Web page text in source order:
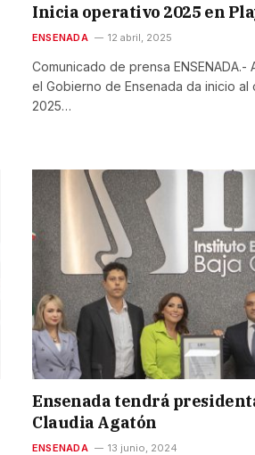
Inicia operativo 2025 en
ENSENADA 12 abril, 2025
Comunicado de prensa
el Gobierno de Ensenada da inicio
2025…
Ensenada tendrá
Claudia Agatón
ENSENADA 13 junio, 2024